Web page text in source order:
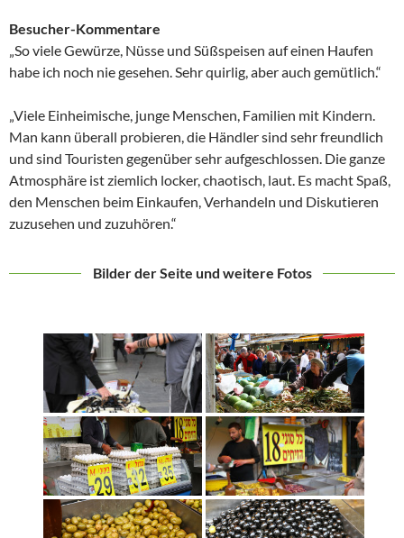
Besucher-Kommentare
„So viele Gewürze, Nüsse und Süßspeisen auf einen Haufen
habe ich noch nie gesehen. Sehr quirlig, aber auch gemütlich.“
„Viele Einheimische, junge Menschen, Familien mit Kindern.
Man kann überall probieren, die Händler sind sehr freundlich
und sind Touristen gegenüber sehr aufgeschlossen. Die ganze
Atmosphäre ist ziemlich locker, chaotisch, laut. Es macht Spaß,
den Menschen beim Einkaufen, Verhandeln und Diskutieren
zuzusehen und zuzuhören.“
Bilder der Seite und weitere Fotos